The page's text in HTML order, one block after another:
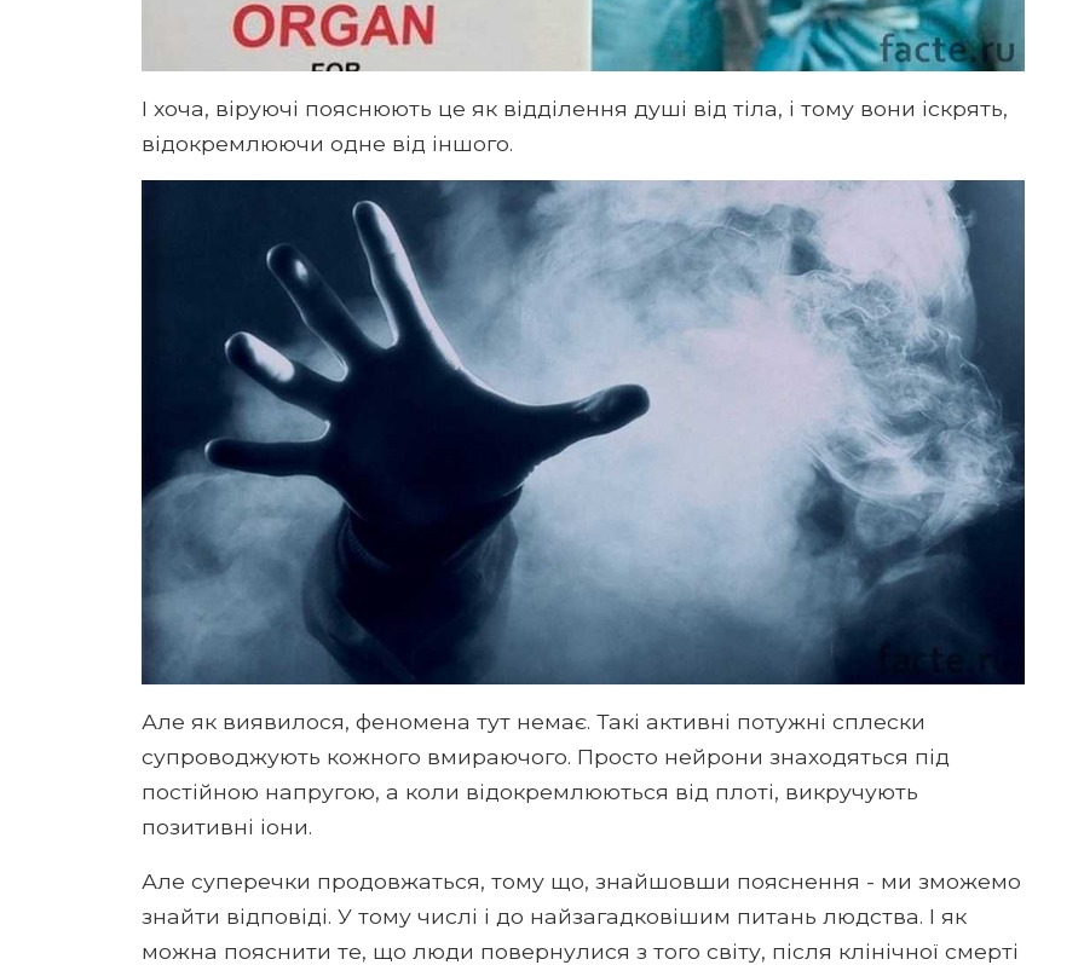
І хоча, віруючі пояснюють це як відділення душі від тіла, і тому вони іскрять,
відокремлюючи одне від іншого.
Але як виявилося, феномена тут немає. Такі активні потужні сплески
супроводжують кожного вмираючого. Просто нейрони знаходяться під
постійною напругою, а коли відокремлюються від плоті, викручують
позитивні іони.
Але суперечки продовжаться, тому що, знайшовши пояснення - ми зможемо
знайти відповіді. У тому числі і до найзагадковішим питань людства. І як
можна пояснити те, що люди повернулися з того світу, після клінічної смерті